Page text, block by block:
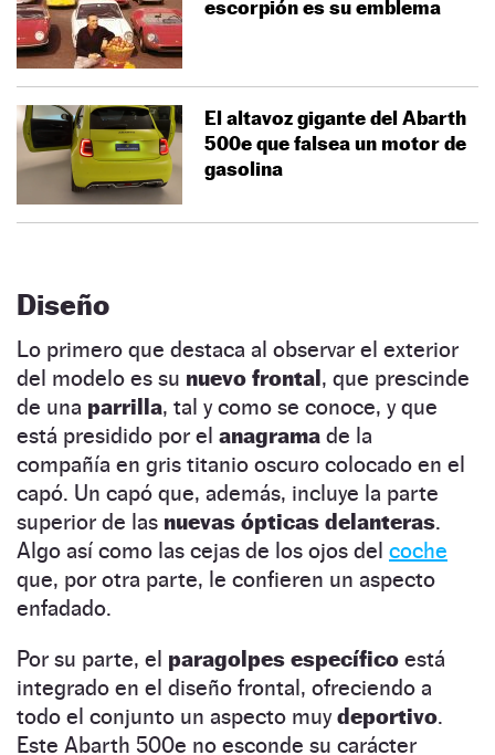
escorpión es su emblema
El altavoz gigante del Abarth
500e que falsea un motor de
gasolina
Diseño
Lo primero que destaca al observar el exterior
del modelo es su nuevo frontal, que prescinde
de una parrilla, tal y como se conoce, y que
está presidido por el anagrama de la
compañía en gris titanio oscuro colocado en el
capó. Un capó que, además, incluye la parte
superior de las nuevas ópticas delanteras.
Algo así como las cejas de los ojos del coche
que, por otra parte, le confieren un aspecto
enfadado.
Por su parte, el paragolpes específico está
integrado en el diseño frontal, ofreciendo a
todo el conjunto un aspecto muydeportivo.
Este Abarth 500e no esconde su carácter